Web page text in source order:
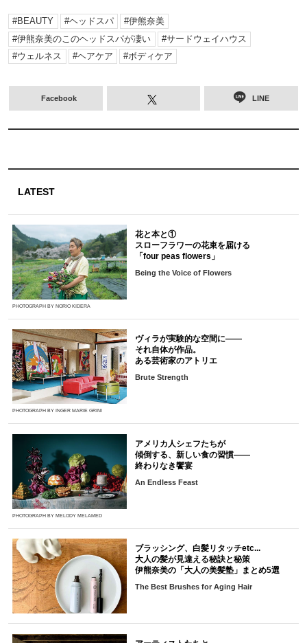
BEAUTY ヘッドスパ
伊熊奈美
伊熊奈美のこのヘッドスパが凄い
サードウェイハウス
ウェルネス
ヘアケア ボディケア
Facebook LINE
LATEST
PHOTOGRAPH BY NORIO KIDERA
花と本と①
スローフラワーの花束を届ける
「four peas flowers」
Being the Voice of Flowers
PHOTOGRAPH BY INGER MARIE GRINI
ヴィラが実験的な空間に――
それ自体が作品。
ある芸術家のアトリエ
Brute Strength
PHOTOGRAPH BY MELODY MELAMED
アメリカ人シェフたちが
傾倒する、新しい食の習慣――
終わりなき饗宴
An Endless Feast
ブラッシング、白髪リタッチetc...
大人の髪が見違える秘訣と秘策
伊熊奈美の「大人の美髪塾」まとめ5選
The Best Brushes for Aging Hair